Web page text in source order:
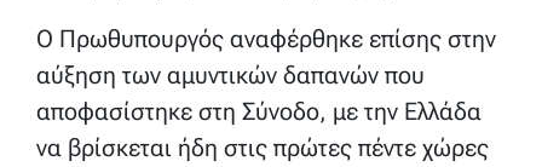
Ο Πρωθυπουργός αναφέρθηκε επίσης στην
αύξηση των αμυντικών δαπανών που
αποφασίστηκε στη Σύνοδο, με την Ελλάδα
να βρίσκεται ήδη στις πρώτες πέντε χώρες